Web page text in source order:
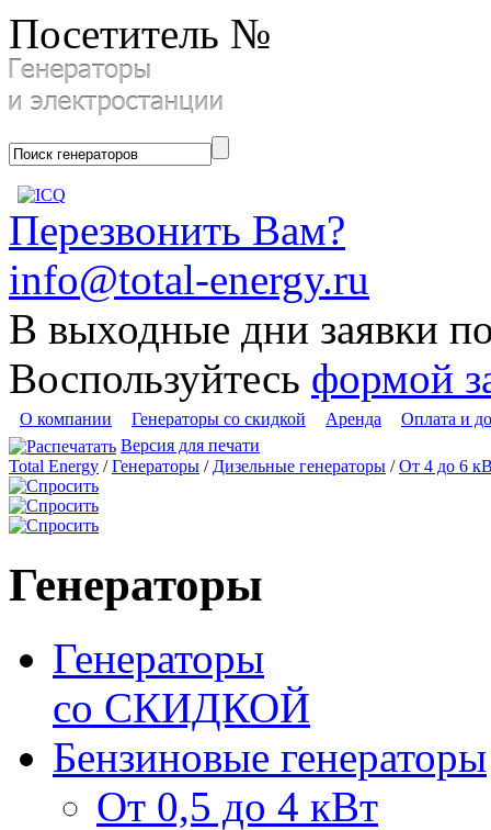
Посетитель №
Перезвонить Вам?
info@total-energy.ru
В выходные дни заявки
Воспользуйтесь формой
О компании Генераторы со скидкой Аренда
Оплата и
Версия для печати
Total Energy /Генераторы / Дизельные генераторы /От 4 до 6
Генераторы
Генераторы
со СКИДКОЙ
Бензиновые генераторы
От 0,5 до 4 кВт